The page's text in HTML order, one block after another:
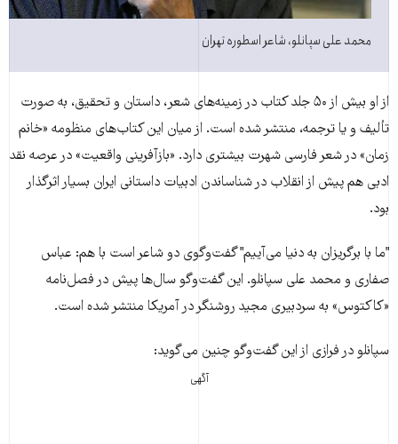
محمد علی سپانلو، شاعر اسطوره تهران
از او بیش از ۵۰ جلد کتاب در زمینه‌های شعر، داستان و تحقیق، به صورت
تألیف و یا ترجمه، منتشر شده است. از میان این کتاب‌های منظومه «خانم
زمان» در شعر فارسی شهرت بیشتری دارد. «بازآفرینی واقعیت» در عرصه نقد
ادبی هم پیش از انقلاب در شناساندن ادبیات داستانی ایران بسیار اثرگذار
بود.
"ما با برگریزان به دنیا می‌آییم" گفت‌و‌گوی دو شاعر است با هم: عباس
صفاری و محمد علی سپانلو. این گفت‌و‌گو سال‌ها پیش در فصل‌نامه
«کاکتوس» به سردبیری مجید روشنگر در آمریکا منتشر شده است.
سپانلو در فرازی از این گفت‌و‌گو چنین می‌گوید:
آگهی